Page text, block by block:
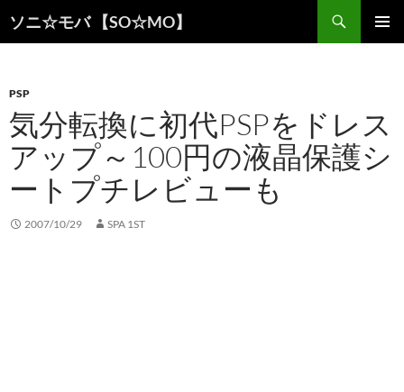
ソニ☆モバ 【SO☆MO】
索
ン
ツ
へ
ス
キ
ッ
PSP
気分転換に初代PSPをドレス
アップ～100円の液晶保護シ
ートプチレビューも
2007/10/29 SPA 1ST